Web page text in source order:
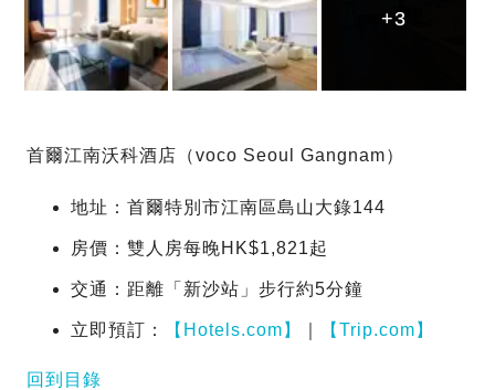
+3
+3
+3
首爾江南沃科酒店（voco Seoul Gangnam）
地址：首爾特別市江南區島山大錄144
房價：雙人房每晚HK$1,821起
交通：距離「新沙站」步行約5分鐘
立即預訂： 【Hotels.com】 【Trip.com】
回到目錄